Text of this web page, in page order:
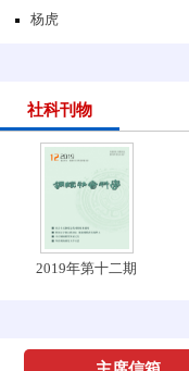
杨虎
社科刊物
2019年第十二期